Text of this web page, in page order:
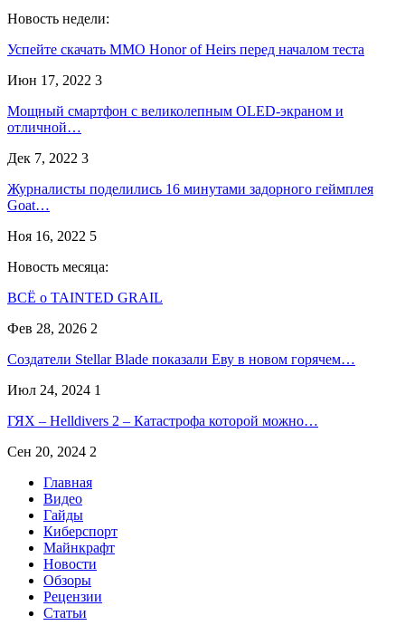
Новость недели:
Успейте скачать MMO Honor of Heirs перед началом теста
Июн 17, 2022 3
Мощный смартфон с великолепным OLED-экраном и
отличной…
Дек 7, 2022 3
Журналисты поделились 16 минутами задорного геймплея
Goat…
Ноя 16, 2022 5
Новость месяца:
ВСЁ о TAINTED GRAIL
Фев 28, 2026 2
Создатели Stellar Blade показали Еву в новом горячем…
Июл 24, 2024 1
ГЯХ – Helldivers 2 – Катастрофа которой можно…
Сен 20, 2024 2
Главная
Видео
Гайды
Киберспорт
Майнкрафт
Новости
Обзоры
Рецензии
Статьи